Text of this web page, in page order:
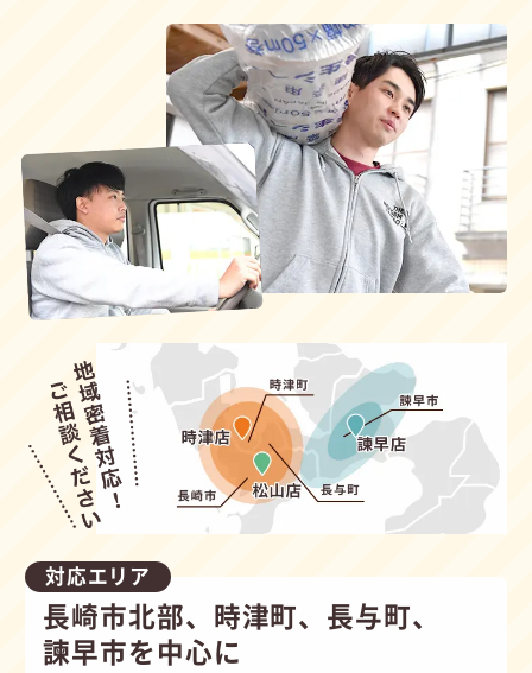
対応エリア
長崎市北部、時津町、長与町、
諫早市を中心に